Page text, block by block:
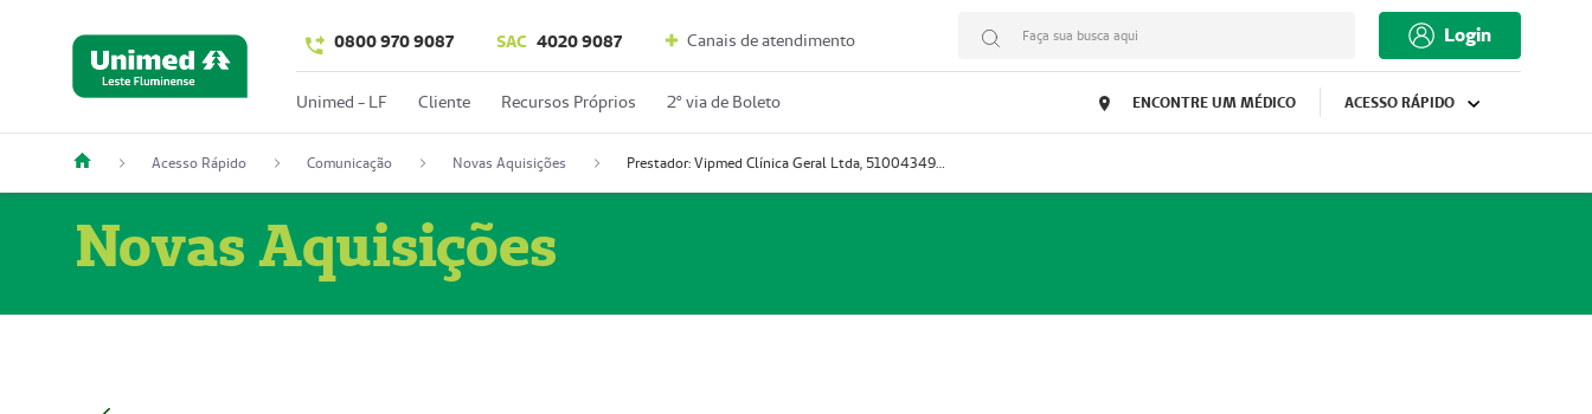
0800 970 9087 SAC 4020 9087 Canais de atendimento Faça sua busca aqui Login
Unimed - LF Cliente Recursos Próprios 2º via de Boleto ENCONTRE UM MÉDICO ACESSO RÁPIDO
Acesso Rápido Comunicação Novas Aquisições Prestador: Vipmed Clínica Geral Ltda, 51004349-0 (Nome Fantasia: Policlínica Master)
Novas Aquisições